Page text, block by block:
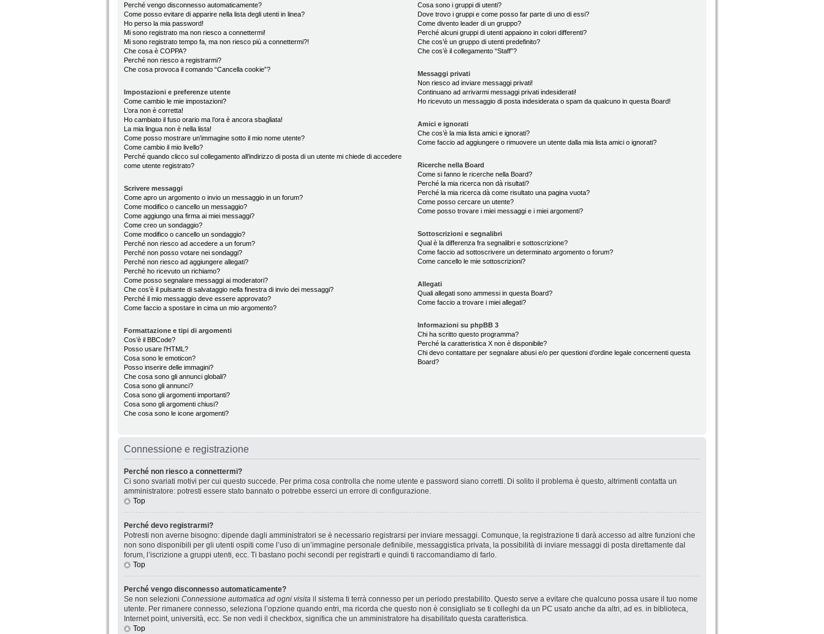
Perché vengo disconnesso automaticamente?
Come posso evitare di apparire nella lista degli utenti in linea?
Ho perso la mia password!
Mi sono registrato ma non riesco a connettermi!
Mi sono registrato tempo fa, ma non riesco piú a connettermi?!
Che cosa è COPPA?
Perché non riesco a registrarmi?
Che cosa provoca il comando “Cancella cookie”?
Impostazioni e preferenze utente
Come cambio le mie impostazioni?
L’ora non è corretta!
Ho cambiato il fuso orario ma l’ora è ancora sbagliata!
La mia lingua non è nella lista!
Come posso mostrare un’immagine sotto il mio nome utente?
Come cambio il mio livello?
Perché quando clicco sul collegamento all’indirizzo di posta di un utente mi chiede di accedere
come utente registrato?
Scrivere messaggi
Come apro un argomento o invio un messaggio in un forum?
Come modifico o cancello un messaggio?
Come aggiungo una firma ai miei messaggi?
Come creo un sondaggio?
Come modifico o cancello un sondaggio?
Perché non riesco ad accedere a un forum?
Perché non posso votare nei sondaggi?
Perché non riesco ad aggiungere allegati?
Perché ho ricevuto un richiamo?
Come posso segnalare messaggi ai moderatori?
Che cos’è il pulsante di salvataggio nella finestra di invio dei messaggi?
Perché il mio messaggio deve essere approvato?
Come faccio a spostare in cima un mio argomento?
Formattazione e tipi di argomenti
Cos’è il BBCode?
Posso usare l’HTML?
Cosa sono le emoticon?
Posso inserire delle immagini?
Che cosa sono gli annunci globali?
Cosa sono gli annunci?
Cosa sono gli argomenti importanti?
Cosa sono gli argomenti chiusi?
Che cosa sono le icone argomenti?
Cosa sono i gruppi di utenti?
Dove trovo i gruppi e come posso far parte di uno di essi?
Come divento leader di un gruppo?
Perché alcuni gruppi di utenti appaiono in colori differenti?
Che cos’è un gruppo di utenti predefinito?
Che cos’è il collegamento “Staff”?
Messaggi privati
Non riesco ad inviare messaggi privati!
Continuano ad arrivarmi messaggi privati indesiderati!
Ho ricevuto un messaggio di posta indesiderata o spam da qualcuno in questa Board!
Amici e ignorati
Che cos’è la mia lista amici e ignorati?
Come faccio ad aggiungere o rimuovere un utente dalla mia lista amici o ignorati?
Ricerche nella Board
Come si fanno le ricerche nella Board?
Perché la mia ricerca non dà risultati?
Perché la mia ricerca dà come risultato una pagina vuota?
Come posso cercare un utente?
Come posso trovare i miei messaggi e i miei argomenti?
Sottoscrizioni e segnalibri
Qual è la differenza fra segnalibri e sottoscrizione?
Come faccio ad sottoscrivere un determinato argomento o forum?
Come cancello le mie sottoscrizioni?
Allegati
Quali allegati sono ammessi in questa Board?
Come faccio a trovare i miei allegati?
Informazioni su phpBB 3
Chi ha scritto questo programma?
Perché la caratteristica X non è disponibile?
Chi devo contattare per segnalare abusi e/o per questioni d’ordine legale concernenti questa
Board?
Connessione e registrazione
Perché non riesco a connettermi?
Ci sono svariati motivi per cui questo succede. Per prima cosa controlla che nome utente e password siano corretti. Di solito il problema è questo, altrimenti contatta un
amministratore: potresti essere stato bannato o potrebbe esserci un errore di configurazione.
Top
Perché devo registrarmi?
Potresti non averne bisogno: dipende dagli amministratori se è necessario registrarsi per inviare messaggi. Comunque, la registrazione ti darà accesso ad altre funzioni che
non sono disponibili per gli utenti ospiti come l’uso di un’immagine personale definibile, messaggistica privata, la possibilità di inviare messaggi di posta direttamente dal
forum, l’iscrizione a gruppi utenti, ecc. Ti bastano pochi secondi per registrarti e quindi ti raccomandiamo di farlo.
Top
Perché vengo disconnesso automaticamente?
Se non selezioni Connessione automatica ad ogni visita il sistema ti terrà connesso per un periodo prestabilito. Questo serve a evitare che qualcuno possa usare il tuo nome
utente. Per rimanere connesso, seleziona l’opzione quando entri, ma ricorda che questo non è consigliato se ti colleghi da un PC usato anche da altri, ad es. in biblioteca,
Internet point, università, ecc. Se non vedi il checkbox, significa che un amministratore ha disabilitato questa caratteristica.
Top